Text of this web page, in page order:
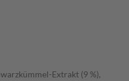
Extrakt (9 %),